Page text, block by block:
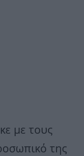
με τους
της